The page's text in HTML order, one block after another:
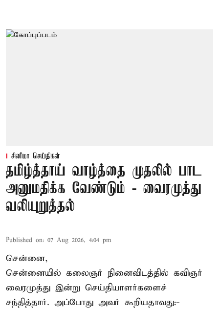
சினிமா செய்திகள்
தமிழ்த்தாய் வாழ்த்தை முதலில் பாட
அனுமதிக்க வேண்டும் - வைரமுத்து
வலியுறுத்தல்
Published on: 07 Aug 2026, 4:04 pm
சென்னை,
சென்னையில் கலைஞர் நினைவிடத்தில் கவிஞர்
வைரமுத்து இன்று செய்தியாளர்களைச்
சந்தித்தார். அப்போது அவர் கூறியதாவது:-